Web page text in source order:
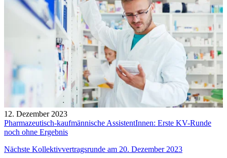
12. Dezember 2023
Pharmazeutisch-kaufmännische AssistentInnen: Erste KV-Runde
noch ohne Ergebnis
Nächste Kollektivvertragsrunde am 20. Dezember 2023